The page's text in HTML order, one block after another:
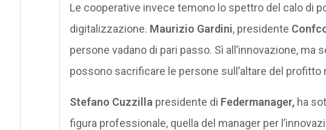
Le cooperative invece temono lo spettro del calo di
digitalizzazione. Maurizio Gardini, presidente
persone vadano di pari passo. Sì all’innovazione, ma
possono sacrificare le persone sull’altare del profitto
Stefano Cuzzilla presidente di Federmanager,ha
figura professionale, quella del manager per